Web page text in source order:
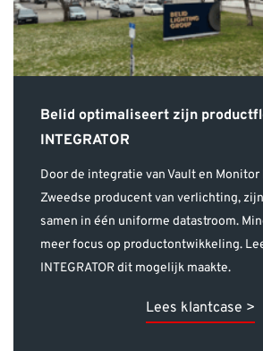
Belid optimaliseert zijn
INTEGRATOR
Door de integratie van Vault en
Zweedse producent van verlichting,
samen in één uniforme datastroom.
meer focus op productontwikkeling.
INTEGRATOR dit mogelijk maakte.
Lees klantcase >